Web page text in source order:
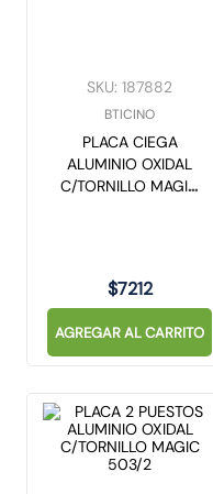
SKU: 187882
BTICINO
PLACA CIEGA
ALUMINIO OXIDAL
C/TORNILLO MAGIC
$7212
AGREGAR AL CARRITO